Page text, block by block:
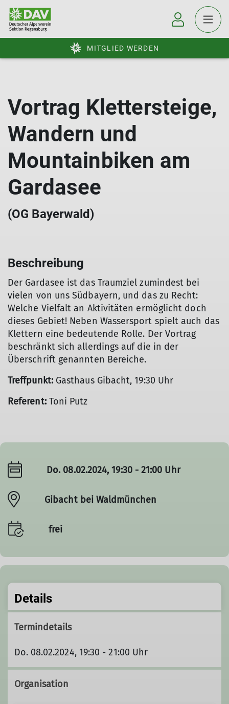
MITGLIED WERDEN
Vortrag Klettersteige,
Wandern und
Mountainbiken am
Gardasee
(OG Bayerwald)
Beschreibung
Der Gardasee ist das Traumziel zumindest bei
vielen von uns Südbayern, und das zu Recht:
Welche Vielfalt an Aktivitäten ermöglicht doch
dieses Gebiet! Neben Wassersport spielt auch das
Klettern eine bedeutende Rolle. Der Vortrag
beschränkt sich allerdings auf die in der
Überschrift genannten Bereiche.
Treffpunkt:Gasthaus Gibacht, 19:30 Uhr
Referent: Toni Putz
Do. 08.02.2024, 19:30 - 21:00 Uhr
Gibacht bei Waldmünchen
frei
Details
Termindetails
Do. 08.02.2024, 19:30 - 21:00 Uhr
Organisation